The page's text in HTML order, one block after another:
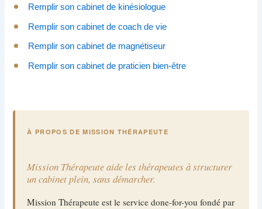
Remplir son cabinet de kinésiologue
Remplir son cabinet de coach de vie
Remplir son cabinet de magnétiseur
Remplir son cabinet de praticien bien-être
À PROPOS DE MISSION THÉRAPEUTE
Mission Thérapeute aide les thérapeutes à structurer
un cabinet plein, sans démarcher.
Mission Thérapeute est le service done-for-you fondé par